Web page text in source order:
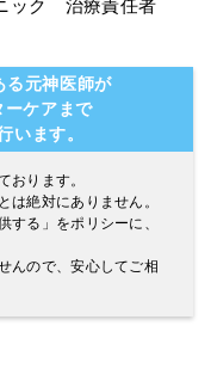
ック 治療責任者
る元神医師が
ーケアまで
います。
おります。
は絶対にありません。
する」をポリシーに、
んので、安心してご相